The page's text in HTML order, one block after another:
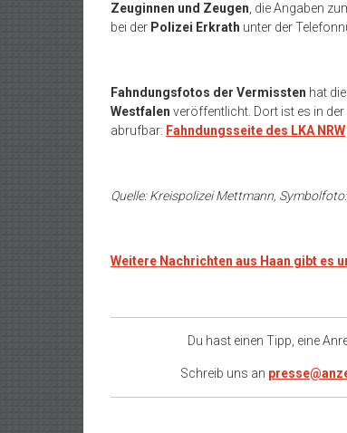
Zeuginnen und Zeugen, die Angaben
bei der Polizei Erkrath unter der
Fahndungsfotos der Vermissten hat
Westfalen veröffentlicht. Dort ist es in der
abrufbar: Fahndungsseite des LKA NRW
Quelle: Kreispolizei Mettmann,
Weitere Nachrichten aus Haan gibt es
Du hast einen Tipp, eine
Schreib uns an